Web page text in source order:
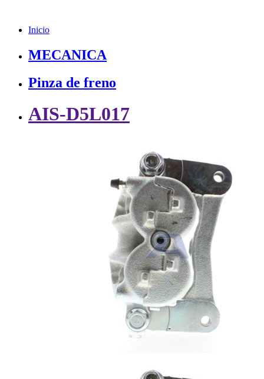
Inicio
MECANICA
Pinza de freno
AIS-D5L017